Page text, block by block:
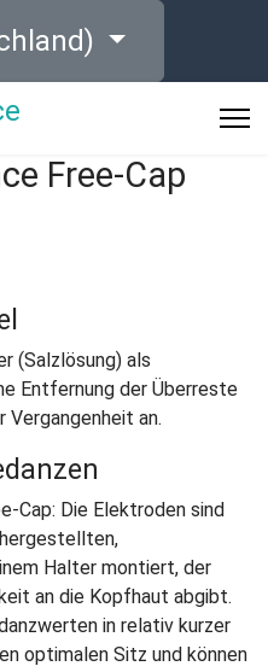
Free-Cap
(Salzlösung) als
Entfernung der Überreste
Vergangenheit an.
Cap: Die Elektroden sind
Halter montiert, der
an die Kopfhaut abgibt.
in relativ kurzer
optimalen Sitz und können